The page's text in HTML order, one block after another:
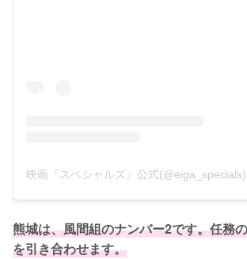
熊城は、風間組のナンバー2です。任務
を引き合わせます。